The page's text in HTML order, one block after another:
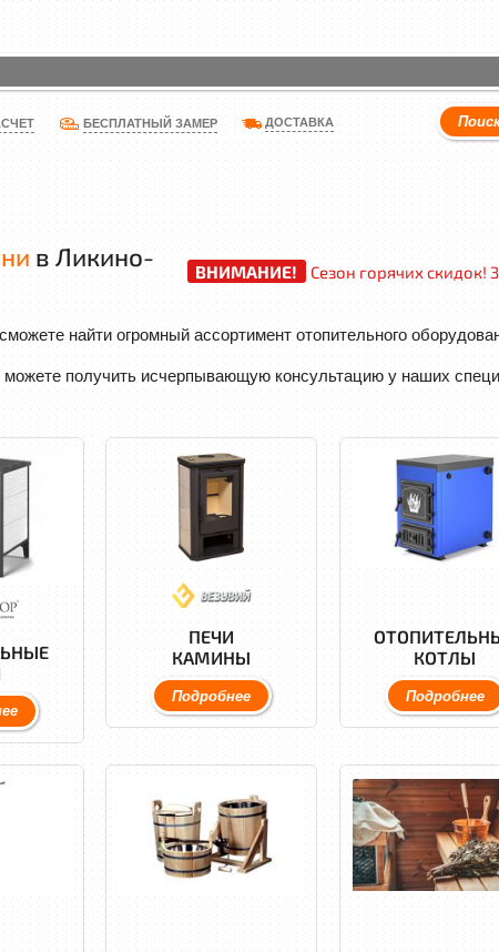
БЕСПЛАТНЫЙ ЗАМЕР ДОСТАВКА
в Ликино-
ВНИМАНИЕ! Сезон горячих скидок!
найти огромный ассортимент отопительного
получить исчерпывающую консультацию у наших
ПЕЧИ
КАМИНЫ
Подробнее
КОТЛЫ
Подробнее